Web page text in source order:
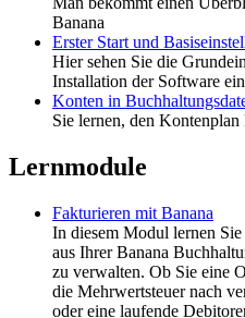
Banana
Erster Start und
Hier sehen Sie die
Installation der Software
Konten in
Sie lernen, den
Lernmodule
Fakturieren mit Banana
In diesem Modul lernen
aus Ihrer Banana
zu verwalten. Ob Sie eine
die Mehrwertsteuer nach
oder eine laufende